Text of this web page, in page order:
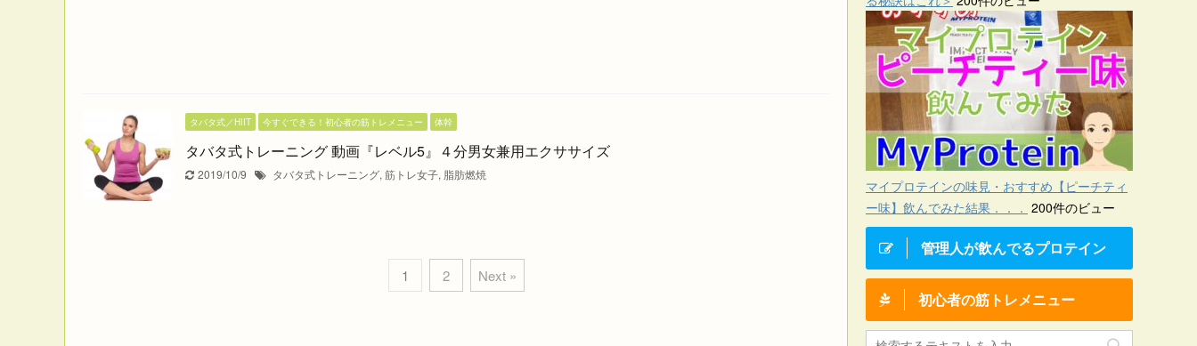
タバタ式／HIIT 今すぐできる！初心者の筋トレメニュー 体幹
タバタ式トレーニング 動画『レベル5』４分男女兼用エクササイズ
2019/10/9 タバタ式トレーニング, 筋トレ女子, 脂肪燃焼
1 2 Next »
マイプロテインの味見・おすすめ【ピーチティ
ー味】飲んでみた結果．．． 200件のビュー
管理人が飲んでるプロテイン
初心者の筋トレメニュー